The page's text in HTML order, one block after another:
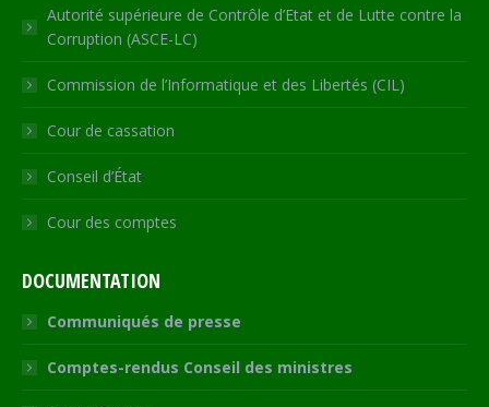
Autorité supérieure de Contrôle d’Etat et de Lutte contre la
Corruption (ASCE-LC)
Commission de l’Informatique et des Libertés (CIL)
Cour de cassation
Conseil d’État
Cour des comptes
DOCUMENTATION
Communiqués de presse
Comptes-rendus Conseil des ministres